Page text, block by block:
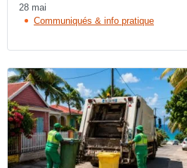
28 mai
Communiqués & info pratique